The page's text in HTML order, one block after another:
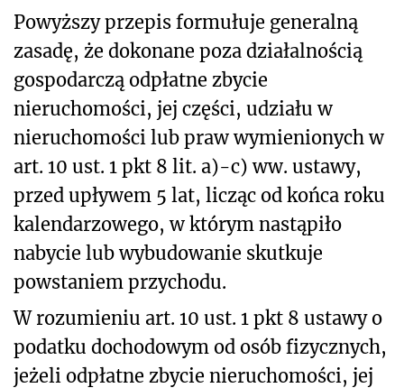
Powyższy przepis formułuje generalną
zasadę, że dokonane poza działalnością
gospodarczą odpłatne zbycie
nieruchomości, jej części, udziału w
nieruchomości lub praw wymienionych w
art. 10 ust. 1 pkt 8 lit. a)-c) ww. ustawy,
przed upływem 5 lat, licząc od końca roku
kalendarzowego, w którym nastąpiło
nabycie lub wybudowanie skutkuje
powstaniem przychodu.
W rozumieniu art. 10 ust. 1 pkt 8 ustawy o
podatku dochodowym od osób fizycznych,
jeżeli odpłatne zbycie nieruchomości, jej